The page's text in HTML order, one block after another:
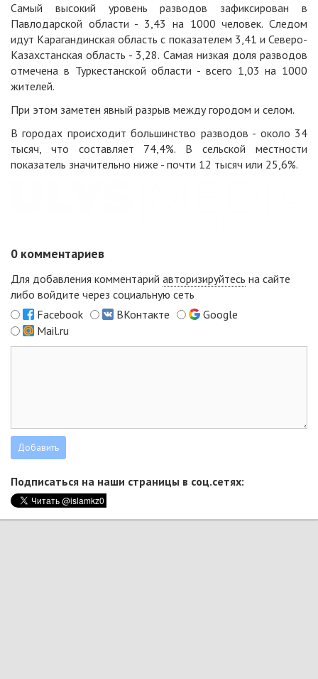
Самый высокий уровень разводов зафиксирован в
Павлодарской области - 3,43 на 1000 человек. Следом
идут Карагандинская область с показателем 3,41 и Северо-
Казахстанская область - 3,28. Самая низкая доля разводов
отмечена в Туркестанской области - всего 1,03 на 1000
жителей.
При этом заметен явный разрыв между городом и селом.
В городах происходит большинство разводов - около 34
тысяч, что составляет 74,4%. В сельской местности
показатель значительно ниже - почти 12 тысяч или 25,6%.
0 комментариев
Для добавления комментарий авторизируйтесь на сайте
либо войдите через социальную сеть
Facebook
ВКонтакте
Google
Mail.ru
Подписаться на наши страницы в соц.сетях: